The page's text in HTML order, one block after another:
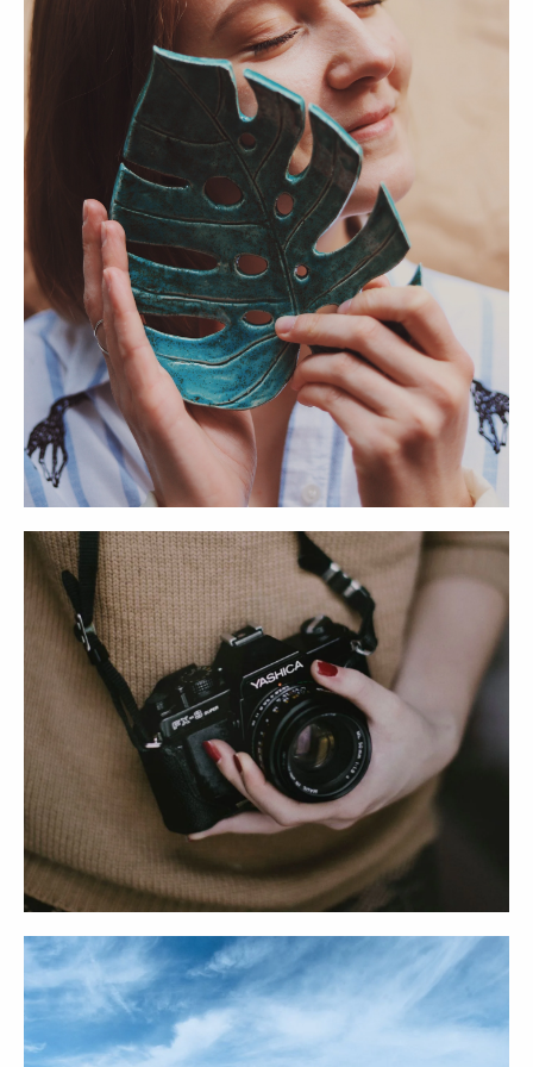
Мы ждём вашего сообщения →
Telegram
Отвечаем с 10:00 до 22:00
Instagram*